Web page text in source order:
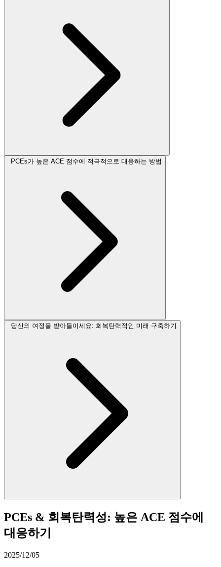
PCEs가 높은 ACE 점수에 적극적으로 대응하는 방법
당신의 여정을 받아들이세요: 회복탄력적인 미래 구축하기
PCEs & 회복탄력성: 높은 ACE 점수에
대응하기
2025/12/05